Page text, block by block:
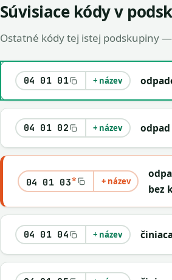
Súvisiace kódy v
Ostatné kódy tej istej podskupiny
04 01 01 + název
04 01 02 + název
04 01 03* + název
bez
04 01 04 + název